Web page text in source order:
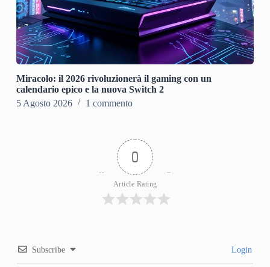
Miracolo: il 2026 rivoluzionerà il gaming con un
calendario epico e la nuova Switch 2
5 Agosto 2026
1 commento
0
Article Rating
Subscribe Login